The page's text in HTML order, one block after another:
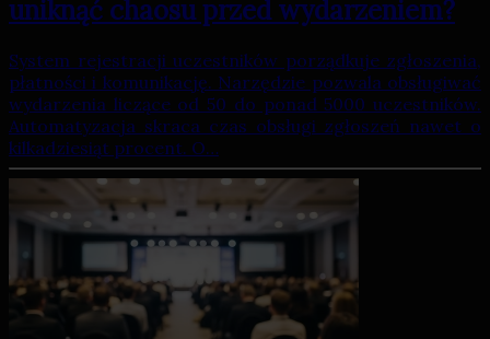
uniknąć chaosu przed wydarzeniem?
System rejestracji uczestników porządkuje zgłoszenia,
płatności i komunikację. Narzędzie pozwala obsługiwać
wydarzenia liczące od 50 do ponad 5000 uczestników.
Automatyzacja skraca czas obsługi zgłoszeń nawet o
kilkadziesiąt procent. O…